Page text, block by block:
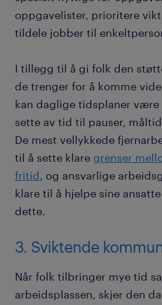
oppgavelister, prioritere
tildele jobber til
I tillegg til å gi folk den
de trenger for å komme
kan daglige tidsplaner være
sette av tid til pauser,
De mest vellykkede
til å sette klare grenser
fritid, og ansvarlige
klare til å hjelpe sine
dette.
3. Sviktende
Når folk tilbringer mye tid
arbeidsplassen, skjer den